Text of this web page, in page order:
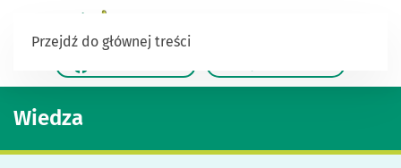
Przejdź do głównej treści
Wiedza